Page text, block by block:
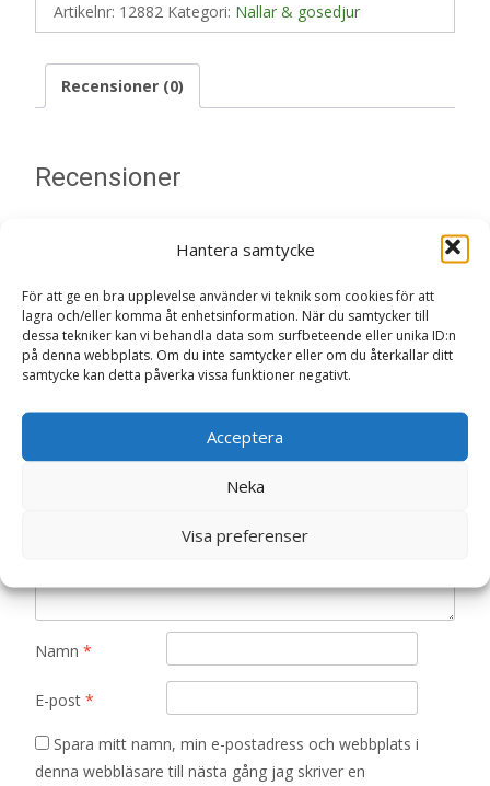
Hantera samtycke
För att ge en bra upplevelse använder vi teknik som cookies för att
lagra och/eller komma åt enhetsinformation. När du samtycker till
dessa tekniker kan vi behandla data som surfbeteende eller unika ID:n
på denna webbplats. Om du inte samtycker eller om du återkallar ditt
samtycke kan detta påverka vissa funktioner negativt.
Acceptera
Neka
Visa preferenser
Artikelnr: 12882 Kategori: Nallar & gosedjur
Recensioner (0)
Recensioner
Bli först med att recensera ”Bashful Kanin
Snuttegosedjur (blå) – Jellycat Nallar &
Gosedjur”
Din e-postadress kommer inte publiceras. Obligatoriska fält
Namn *
E-post *
Spara mitt namn, min e-postadress och webbplats i
denna webbläsare till nästa gång jag skriver en